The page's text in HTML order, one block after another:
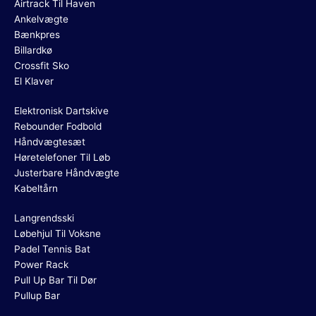
Airtrack Til Haven
Ankelvægte
Bænkpres
Billardkø
Crossfit Sko
El Klaver
Elektronisk Dartskive
Rebounder Fodbold
Håndvægtesæt
Høretelefoner Til Løb
Justerbare Håndvægte
Kabeltårn
Langrendsski
Løbehjul Til Voksne
Padel Tennis Bat
Power Rack
Pull Up Bar Til Dør
Pullup Bar